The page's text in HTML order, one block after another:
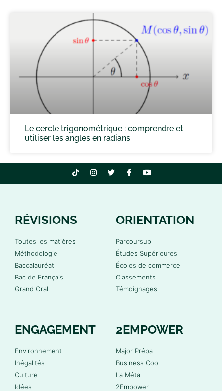
Le cercle trigonométrique : comprendre et
utiliser les angles en radians
RÉVISIONS
Toutes les matières
Méthodologie
Baccalauréat
Bac de Français
Grand Oral
ORIENTATION
Parcoursup
Études Supérieures
Écoles de commerce
Classements
Témoignages
ENGAGEMENT
Environnement
Inégalités
Culture
Idées
2EMPOWER
Major Prépa
Business Cool
La Méta
2Empower